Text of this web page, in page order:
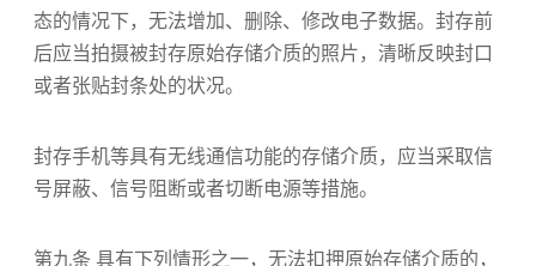
态的情况下，无法增加、删除、修改电子数据。封存前
后应当拍摄被封存原始存储介质的照片，清晰反映封口
或者张贴封条处的状况。
封存手机等具有无线通信功能的存储介质，应当采取信
号屏蔽、信号阻断或者切断电源等措施。
第九条 具有下列情形之一，无法扣押原始存储介质的，